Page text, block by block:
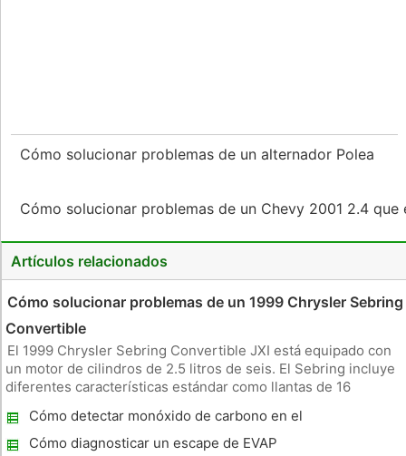
Cómo solucionar problemas de un alternador Polea
Cómo solucionar problemas de un Chevy 2001 2.4
Artículos relacionados
Cómo solucionar problemas de un 1999 Chrysler Sebring
Convertible
El 1999 Chrysler Sebring Convertible JXI está equipado con
un motor de cilindros de 2.5 litros de seis. El Sebring incluye
diferentes características estándar como llantas de 16
antiniebla, vidrios polarizados, aire acondicionado, ventanas
eléct
Cómo detectar monóxido de carbono en el
anticongelante
Cómo diagnosticar un escape de EVAP